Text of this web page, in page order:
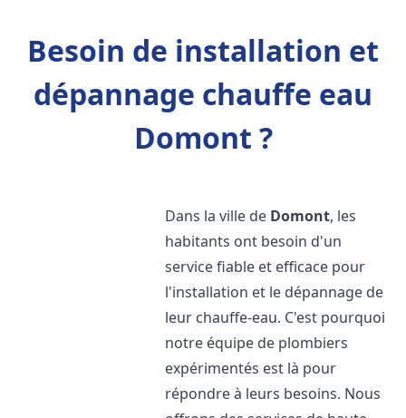
Besoin de installation et
dépannage chauffe eau
Domont ?
Dans la ville de Domont, les
habitants ont besoin d'un
service fiable et efficace pour
l'installation et le dépannage de
leur chauffe-eau. C'est pourquoi
notre équipe de plombiers
expérimentés est là pour
répondre à leurs besoins. Nous